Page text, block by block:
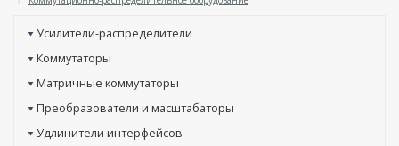
Усилители-распределители
Коммутаторы
Матричные коммутаторы
Преобразователи и масштабаторы
Удлинители интерфейсов